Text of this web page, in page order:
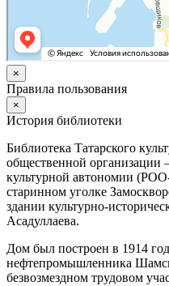
×
Правила пользования
×
История библиотеки
Библиотека Татарского
общественной организации
культурной автономии
старинном уголке
здании культурно-
Асадуллаева.
Дом был построен в 1914
нефтепромышленника
безвозмездном трудовом